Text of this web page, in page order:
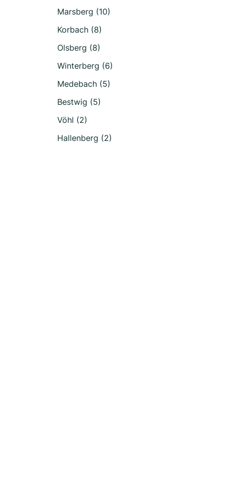
Marsberg (10)
Korbach (8)
Olsberg (8)
Winterberg (6)
Medebach (5)
Bestwig (5)
Vöhl (2)
Hallenberg (2)